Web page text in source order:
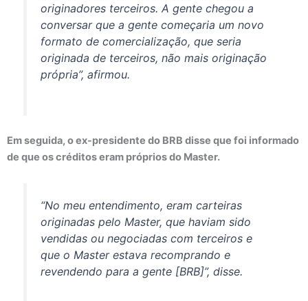
originadores terceiros. A gente chegou a
conversar que a gente começaria um novo
formato de comercialização, que seria
originada de terceiros, não mais originação
própria”, afirmou.
Em seguida, o ex-presidente do BRB disse que foi informado
de que os créditos eram próprios do Master.
“No meu entendimento, eram carteiras
originadas pelo Master, que haviam sido
vendidas ou negociadas com terceiros e
que o Master estava recomprando e
revendendo para a gente [BRB]”, disse.